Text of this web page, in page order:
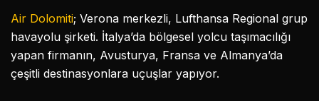
Air Dolomiti; Verona merkezli, Lufthansa Regional grup
havayolu şirketi. İtalya’da bölgesel yolcu taşımacılığı
yapan firmanın, Avusturya, Fransa ve Almanya’da
çeşitli destinasyonlara uçuşlar yapıyor.